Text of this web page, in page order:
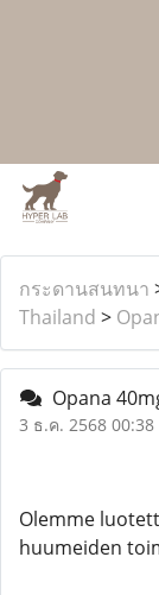
กระดานสนทนา
Thailand >
Opana
3 ธ.ค. 2568 00:38
Olemme
huumeiden